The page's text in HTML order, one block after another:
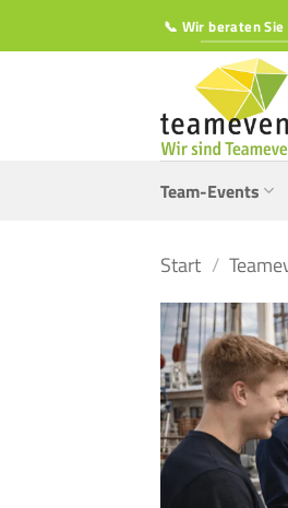
📞 Wir beraten
Team-Events
Start /